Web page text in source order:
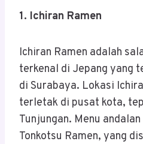
1. Ichiran Ramen
Ichiran Ramen adalah
terkenal di Jepang yang
di Surabaya. Lokasi
terletak di pusat kota,
Tunjungan. Menu
Tonkotsu Ramen, yang